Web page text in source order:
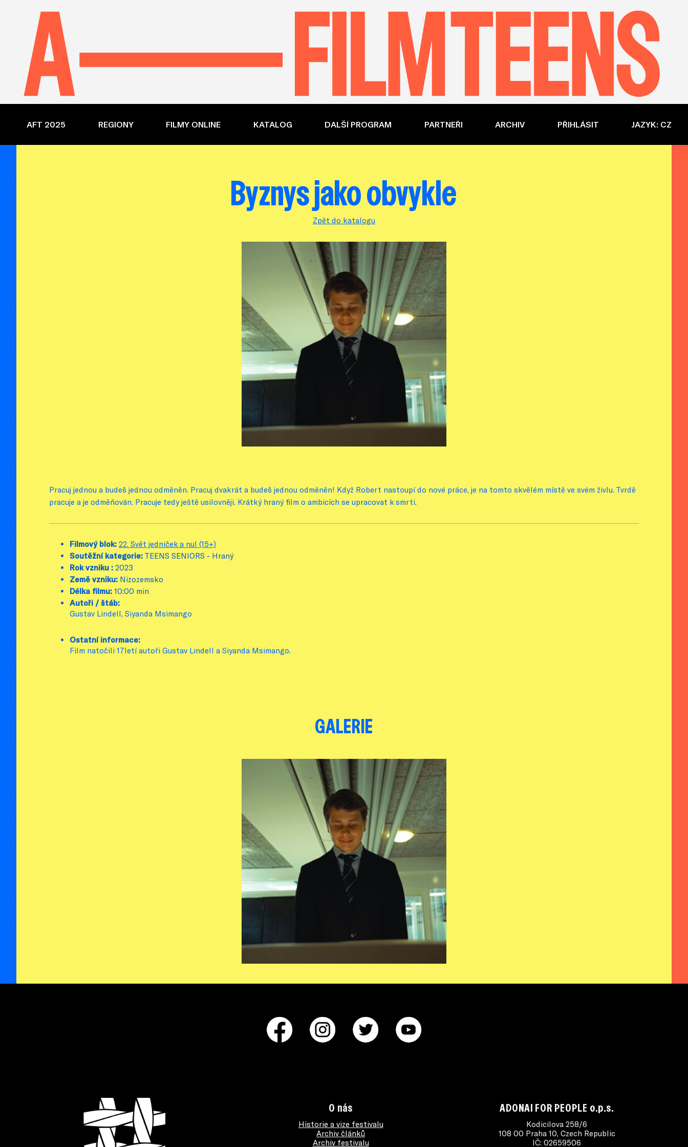
AFT 2025 REGIONY FILMY ONLINE KATALOG DALŠÍ PROGRAM PARTNEŘI ARCHIV PŘIHLÁSIT JAZYK: CZ
Byznys jako obvykle
Zpět do katalogu
Pracuj jednou a budeš jednou odměněn. Pracuj dvakrát a budeš jednou odměněn! Když Robert nastoupí do nové práce, je na tomto skvělém místě ve svém živlu. Tvrdě
pracuje a je odměňován. Pracuje tedy ještě usilovněji. Krátký hraný film o ambicích se upracovat k smrti.
Filmový blok: 22. Svět jedniček a nul (15+)
Soutěžní kategorie: TEENS SENIORS - Hraný
Rok vzniku : 2023
Země vzniku: Nizozemsko
Délka filmu: 10:00 min
Autoři / štáb:
Gustav Lindell, Siyanda Msimango
Ostatní informace:
Film natočili 17letí autoři Gustav Lindell a Siyanda Msimango.
GALERIE
O nás
Historie a vize festivalu
Archiv článků
Archiv festivalu
ADONAI FOR PEOPLE o.p.s.
Kodicilova 258/6
108 00 Praha 10, Czech Republic
IČ: 02659506